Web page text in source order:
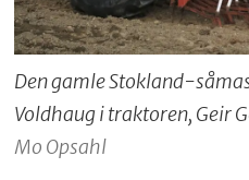
Den gamle Stokland-
Voldhaug i traktoren, Geir
Mo Opsahl